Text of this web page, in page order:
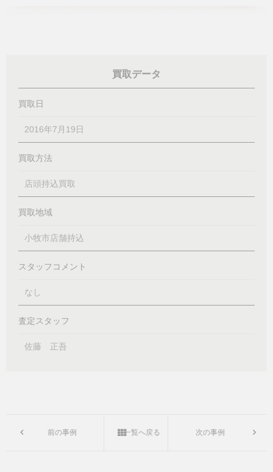
買取データ
買取日
2016年7月19日
買取方法
店頭持込買取
買取地域
小牧市店舗持込
スタッフコメント
なし
査定スタッフ
佐藤 正吾
前の事例 一覧へ戻る 次の事例